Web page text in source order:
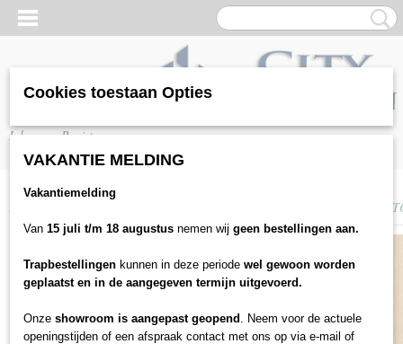
Inloggen Registreren
Home Saffier Serenade - SE449
Cookies toestaan Opties
VAKANTIE MELDING
Vakantiemelding
Van 15 juli t/m 18 augustus nemen wij geen bestellingen aan.
Trapbestellingen kunnen in deze periode wel gewoon worden
geplaatst en in de aangegeven termijn uitgevoerd.
Onze showroom is aangepast geopend . Neem voor de actuele
openingstijden of een afspraak contact met ons op via e-mail of